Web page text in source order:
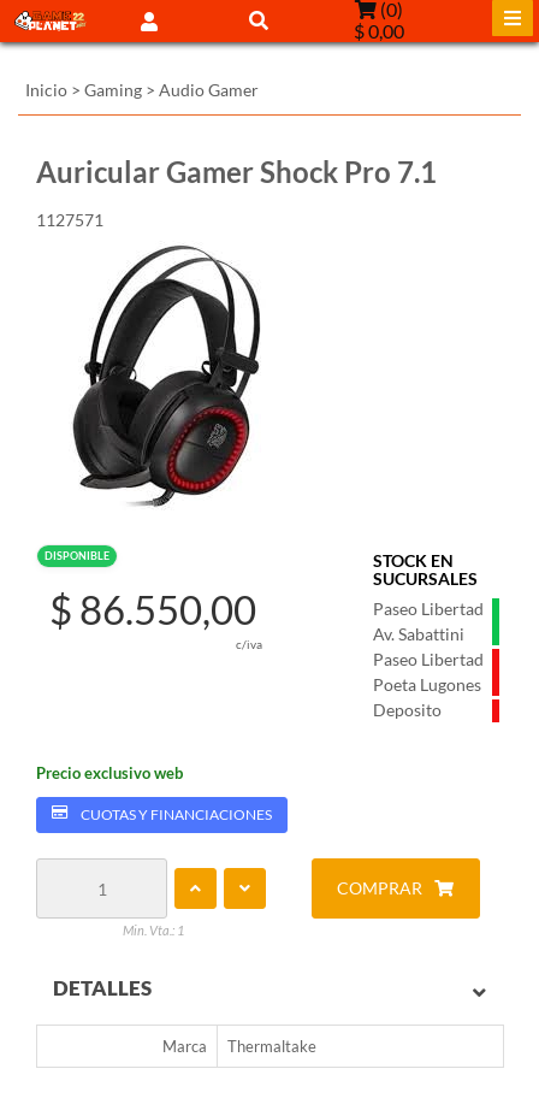
(0)
$ 0,00
Inicio > Gaming > Audio Gamer
Auricular Gamer Shock Pro 7.1
1127571
DISPONIBLE
STOCK EN
SUCURSALES
Paseo Libertad
Av. Sabattini
Paseo Libertad
Poeta Lugones
Deposito
$ 86.550,00
c/iva
Precio exclusivo web
CUOTAS Y FINANCIACIONES
Min. Vta.: 1
COMPRAR
DETALLES
Marca Thermaltake